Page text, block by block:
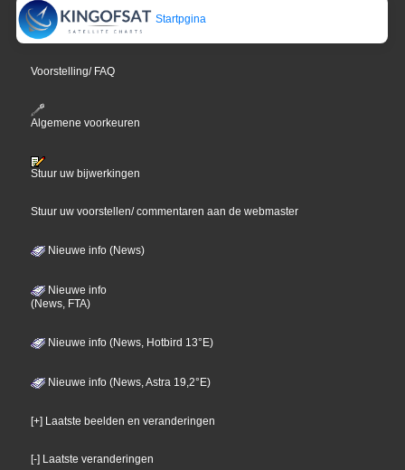
Startpgina
Voorstelling/ FAQ
Algemene voorkeuren
Stuur uw bijwerkingen
Stuur uw voorstellen/ commentaren aan de webmaster
Nieuwe info (News)
Nieuwe info
(News, FTA)
Nieuwe info (News, Hotbird 13°E)
Nieuwe info (News, Astra 19,2°E)
[+] Laatste beelden en veranderingen
[-] Laatste veranderingen